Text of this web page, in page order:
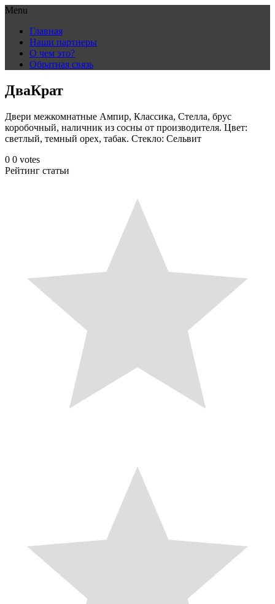
Menu
content
Главная
Наши партнеры
О чем это?
Обратная связь
ДваКрат
Двери межкомнатные Ампир, Классика, Стелла, брус
коробочный, наличник из сосны от производителя. Цвет:
светлый, темный орех, табак. Стекло: Сельвит
0 0 votes
Рейтинг статьи